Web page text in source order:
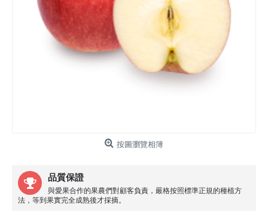
按圖瀏覽相簿
品質保證
與愛果合作的果農們對顧客負責，嚴格按照標準正規的種植方
法，等到果實完全成熟後才採摘。